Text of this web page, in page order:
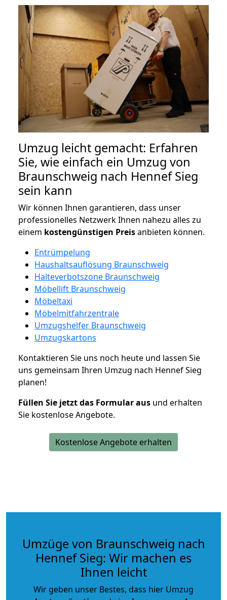
Umzug leicht gemacht: Erfahren
Sie, wie einfach ein Umzug von
Braunschweig nach Hennef Sieg
sein kann
Wir können Ihnen garantieren, dass unser
professionelles Netzwerk Ihnen nahezu alles zu
einem kostengünstigen Preisanbieten können.
Entrümpelung
Haushaltsauflösung Braunschweig
Halteverbotszone Braunschweig
Möbellift Braunschweig
Möbeltaxi
Möbelmitfahrzentrale
Umzugshelfer Braunschweig
Umzugskartons
Kontaktieren Sie uns noch heute und lassen Sie
uns gemeinsam Ihren Umzug nach Hennef Sieg
planen!
Füllen Sie jetzt das Formular aus und erhalten
Sie kostenlose Angebote.
Kostenlose Angebote erhalten
Umzüge von Braunschweig nach
Hennef Sieg: Wir machen es
Ihnen leicht
Wir geben unser Bestes, dass hier Umzug